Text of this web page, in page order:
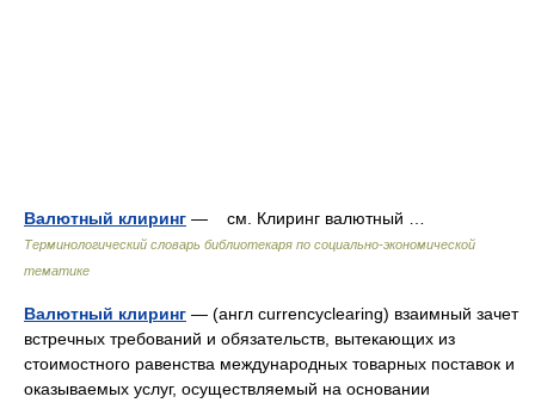
Валютный клиринг — см. Клиринг валютный …
Терминологический словарь библиотекаря по социально-экономической
тематике
Валютный клиринг — (англ currencyclearing) взаимный зачет
встречных требований и обязательств, вытекающих из
стоимостного равенства международных товарных поставок и
оказываемых услуг, осуществляемый на основании